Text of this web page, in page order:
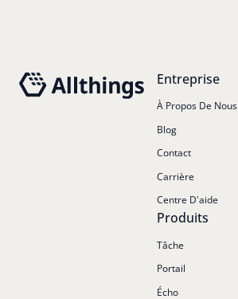
Entreprise
À Propos De Nous
Blog
Contact
Carrière
Centre D'aide
Produits
Tâche
Portail
Écho